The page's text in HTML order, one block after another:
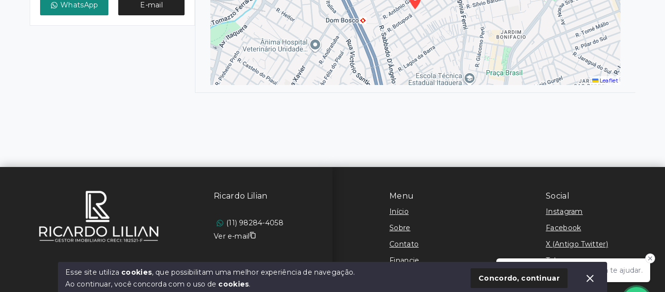
Leaflet
WhatsApp E-mail
Olá! Estamos disponíveis para te ajudar.
Menu
Início
Sobre
Contato
Financie
Social
Instagram
Facebook
X (Antigo Twitter)
Telegram
Ricardo Lilian
(11) 98284-4058
Ver e-mail
Esse site utiliza cookies, que possibilitam uma melhor experiência de navegação.
Ao continuar, você concorda com o uso de cookies.
Concordo, continuar